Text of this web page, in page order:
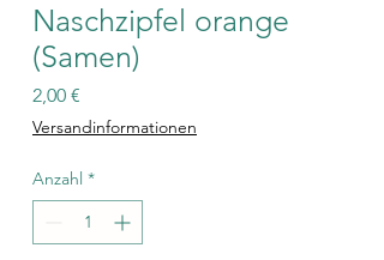
Naschzipfel orange
(Samen)
2,00 €
Versandinformationen
Anzahl *